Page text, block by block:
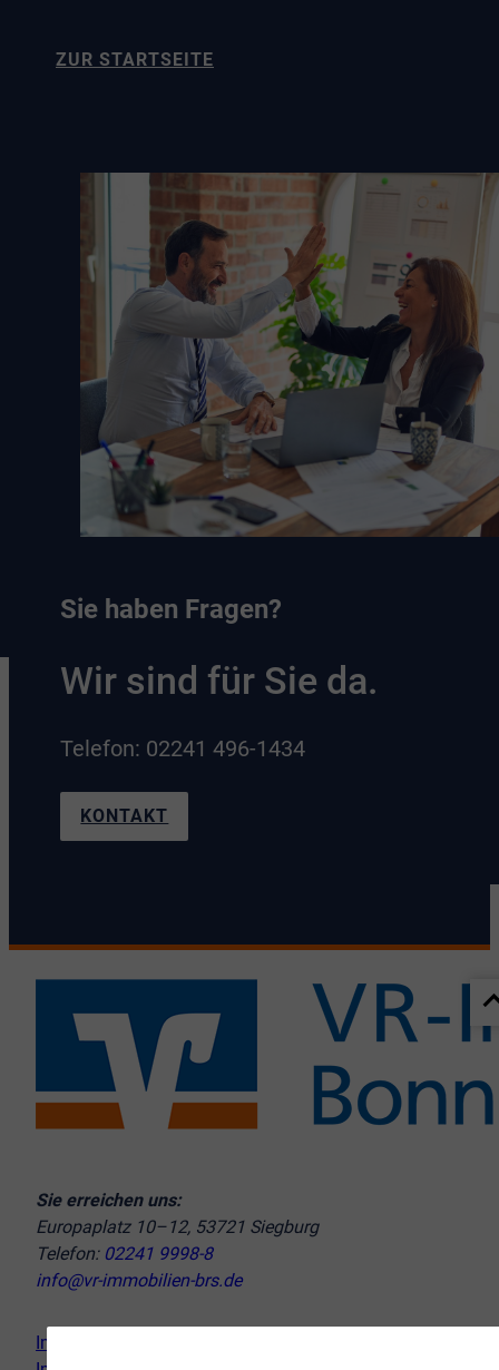
ZUR STARTSEITE
Sie haben Fragen?
Wir sind für Sie da.
Telefon: 02241 496-1434
KONTAKT
Sie erreichen uns:
Europaplatz 10–12, 53721 Siegburg
Telefon: 02241 9998-8
info@vr-immobilien-brs.de
Immobilie verkaufen